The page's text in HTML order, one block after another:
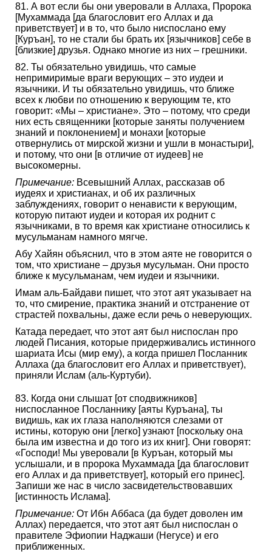
81. А вот если бы они уверовали в Аллаха, Пророка
[Мухаммада [да благословит его Аллах и да
приветствует] и в то, что было ниспослано ему
[Куръан], то не стали бы брать их [язычников] себе в
[близкие] друзья. Однако многие из них – грешники.
82. Ты обязательно увидишь, что самые
непримиримые враги верующих – это иудеи и
язычники. И ты обязательно увидишь, что ближе
всех к любви по отношению к верующим те, кто
говорит: «Мы – христиане». Это – потому, что среди
них есть священники [которые заняты получением
знаний и поклонением] и монахи [которые
отвернулись от мирской жизни и ушли в монастыри],
и потому, что они [в отличие от иудеев] не
высокомерны.
Примечание: Всевышний Аллах, рассказав об
иудеях и христианах, и об их различных
заблуждениях, говорит о ненависти к верующим,
которую питают иудеи и которая их роднит с
язычниками, в то время как христиане относились к
мусульманам намного мягче.
Абу Хайян объяснил, что в этом аяте не говорится о
том, что христиане – друзья мусульман. Они просто
ближе к мусульманам, чем иудеи и язычники.
Имам аль-Байдави пишет, что этот аят указывает на
то, что смирение, практика знаний и отстранение от
страстей похвальны, даже если речь о неверующих.
Катада передает, что этот аят был ниспослан про
людей Писания, которые придерживались истинного
шариата Исы (мир ему), а когда пришел Посланник
Аллаха (да благословит его Аллах и приветствует),
приняли Ислам (аль-Куртуби).
83. Когда они слышат [от сподвижников]
ниспосланное Посланнику [аяты Куръана], ты
видишь, как их глаза наполняются слезами от
истины, которую они [легко] узнают [поскольку она
была им известна и до того из их книг]. Они говорят:
«Господи! Мы уверовали [в Куръан, который мы
услышали, и в пророка Мухаммада [да благословит
его Аллах и да приветствует], который его принес].
Запиши же нас в число засвидетельствовавших
[истинность Ислама].
Примечание: От Ибн Аббаса (да будет доволен им
Аллах) передается, что этот аят был ниспослан о
правителе Эфиопии Наджаши (Негусе) и его
приближенных.